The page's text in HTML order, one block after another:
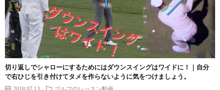
切り返しでシャローにするためにはダウンスイングはワイドに！｜自分
で右ひじを引き付けてタメを作らないように気をつけましょう。
2018.07.13 ゴルフのレッスン動画